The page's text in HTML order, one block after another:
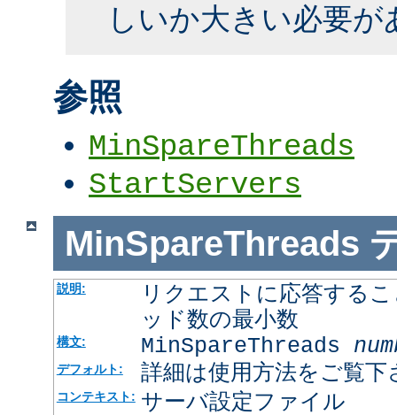
しいか大きい必要が
参照
MinSpareThreads
StartServers
MinSpareThreads
説明:
リクエストに応答する
ッド数の最小数
構文: MinSpareThreads
デフォルト: 詳細は使用方法をご覧下
コンテキスト: サーバ設定ファイル